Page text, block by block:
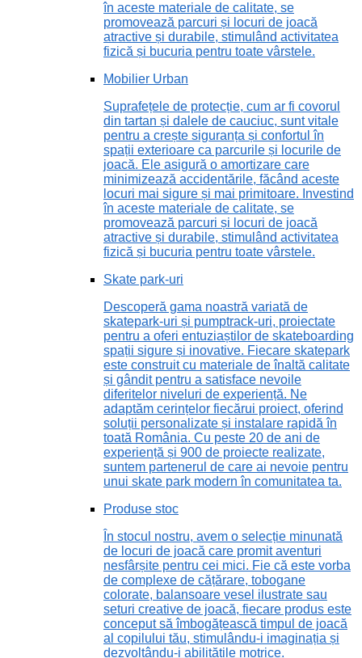
în aceste materiale de calitate, se
promovează parcuri și locuri de joacă
atractive și durabile, stimulând activitatea
fizică și bucuria pentru toate vârstele.
Mobilier Urban
Suprafețele de protecție, cum ar fi covorul
din tartan și dalele de cauciuc, sunt vitale
pentru a crește siguranța și confortul în
spații exterioare ca parcurile și locurile de
joacă. Ele asigură o amortizare care
minimizează accidentările, făcând aceste
locuri mai sigure și mai primitoare. Investind
în aceste materiale de calitate, se
promovează parcuri și locuri de joacă
atractive și durabile, stimulând activitatea
fizică și bucuria pentru toate vârstele.
Skate park-uri
Descoperă gama noastră variată de
skatepark-uri și pumptrack-uri, proiectate
pentru a oferi entuziaștilor de skateboarding
spații sigure și inovative. Fiecare skatepark
este construit cu materiale de înaltă calitate
și gândit pentru a satisface nevoile
diferitelor niveluri de experiență. Ne
adaptăm cerințelor fiecărui proiect, oferind
soluții personalizate și instalare rapidă în
toată România. Cu peste 20 de ani de
experiență și 900 de proiecte realizate,
suntem partenerul de care ai nevoie pentru
unui skate park modern în comunitatea ta.
Produse stoc
În stocul nostru, avem o selecție minunată
de locuri de joacă care promit aventuri
nesfârșite pentru cei mici. Fie că este vorba
de complexe de cățărare, tobogane
colorate, balansoare vesel ilustrate sau
seturi creative de joacă, fiecare produs este
conceput să îmbogățească timpul de joacă
al copilului tău, stimulându-i imaginația și
dezvoltându-i abilitățile motrice.